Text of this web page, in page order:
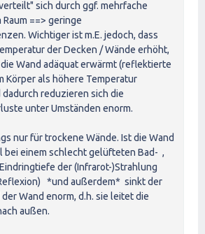
sich durch ggf. mehrfache
==> geringe
Wichtiger ist m.E. jedoch, dass
der Decken / Wände erhöht,
Wand adäquat erwärmt (reflektierte
Körper als höhere Temperatur
reduzieren sich die
unter Umständen enorm.
nur für trockene Wände. Ist die Wand
bei einem schlecht gelüfteten Bad- ,
der (Infrarot-)Strahlung
*und außerdem* sinkt der
Wand enorm, d.h. sie leitet die
außen.